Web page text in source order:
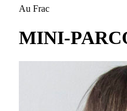
Au Frac
MINI-